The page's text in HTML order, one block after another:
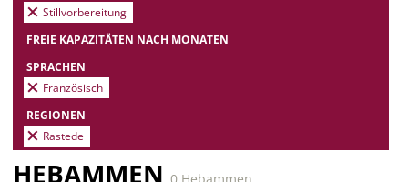
Stillvorbereitung
FREIE KAPAZITÄTEN NACH MONATEN
SPRACHEN
Französisch
REGIONEN
Rastede
HEBAMMEN